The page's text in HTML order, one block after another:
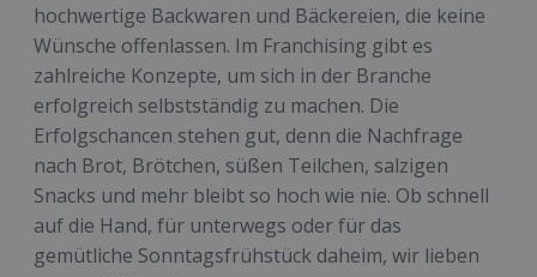
hochwertige Backwaren und Bäckereien, die keine
Wünsche offenlassen. Im Franchising gibt es
zahlreiche Konzepte, um sich in der Branche
erfolgreich selbstständig zu machen. Die
Erfolgschancen stehen gut, denn die Nachfrage
nach Brot, Brötchen, süßen Teilchen, salzigen
Snacks und mehr bleibt so hoch wie nie. Ob schnell
auf die Hand, für unterwegs oder für das
gemütliche Sonntagsfrühstück daheim, wir lieben